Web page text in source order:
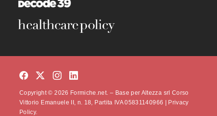
Copyright © 2026 Formiche.net. – Base per Altezza srl Corso
Vittorio Emanuele II, n. 18, Partita IVA 05831140966 |
Privacy
Policy.